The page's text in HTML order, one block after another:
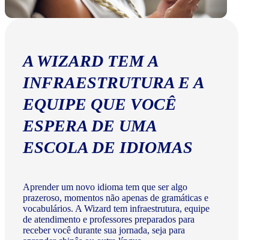
A WIZARD TEM A
INFRAESTRUTURA E A
EQUIPE QUE VOCÊ
ESPERA DE UMA
ESCOLA DE IDIOMAS
Aprender um novo idioma tem que ser algo
prazeroso, momentos não apenas de gramáticas e
vocabulários. A Wizard tem infraestrutura, equipe
de atendimento e professores preparados para
receber você durante sua jornada, seja para